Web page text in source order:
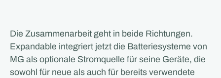
Die Zusammenarbeit geht in beide Richtungen.
Expandable integriert jetzt die Batteriesysteme von
MG als optionale Stromquelle für seine Geräte, die
sowohl für neue als auch für bereits verwendete